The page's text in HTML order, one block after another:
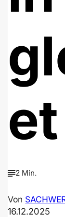
2 Min.
Von
16.12.2025